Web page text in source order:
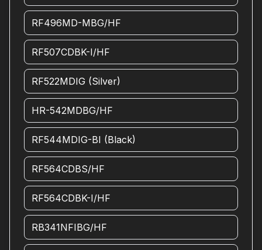
RF496MD-MBG/HF
RF507CDBK-I/HF
RF522MDIG (Silver)
HR-542MDBG/HF
RF544MDIG-BI (Black)
RF564CDBS/HF
RF564CDBK-I/HF
RB341NFIBG/HF